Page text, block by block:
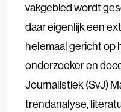
vakgebied wordt
daar eigenlijk een
helemaal gericht op
onderzoeker en
Journalistiek (SvJ)
trendanalyse,